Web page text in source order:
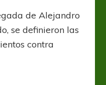
chances
de Alejandro
se definieron las
contra